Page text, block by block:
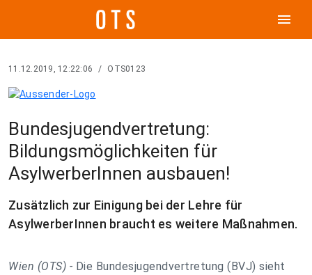
menu
11.12.2019, 12:22:06 / OTS0123
Bundesjugendvertretung:
Bildungsmöglichkeiten für
AsylwerberInnen ausbauen!
Zusätzlich zur Einigung bei der Lehre für
AsylwerberInnen braucht es weitere Maßnahmen.
Wien (OTS) - Die Bundesjugendvertretung (BVJ) sieht